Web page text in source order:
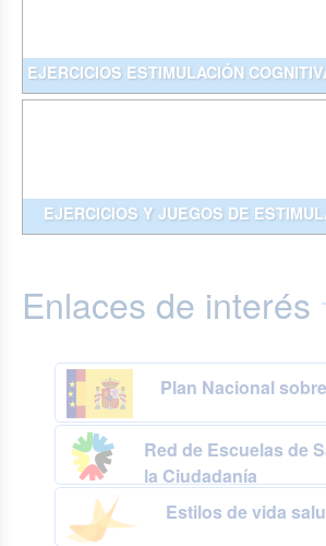
EJERCICIOS ESTIMULACIÓN
EJERCICIOS Y JUEGOS DE
Enlaces de interés
Plan Nacional
Red de Escuelas de
la Ciudadanía
Estilos de vida